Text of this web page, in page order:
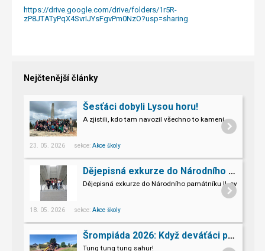
https://drive.google.com/drive/folders/1r5R-
zP8JTATyPqX4SvrIJYsFgvPm0NzO?usp=sharing
Nejčtenější články
Šesťáci dobyli Lysou horu!
A zjistili, kdo tam navozil všechno to kamení.
23. 05. 2026 sekce: Akce školy
Dějepisná exkurze do Národního památníku II. sv. války v Hrabyni
Dějepisná exkurze do Národního památníku II. světové
18. 05. 2026 sekce: Akce školy
Šrompiáda 2026: Když deváťáci převzali velení
Tung tung tung sahur!